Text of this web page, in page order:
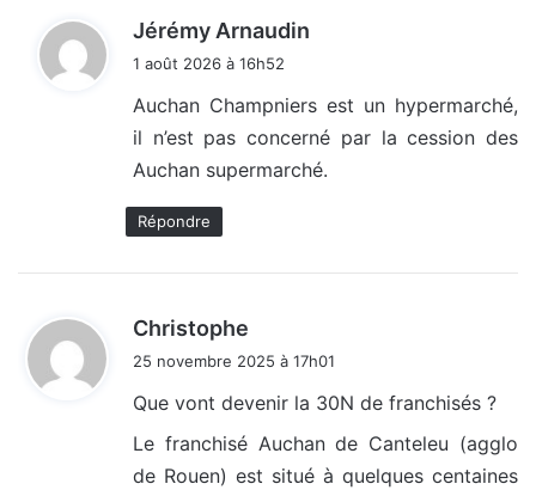
Jérémy Arnaudin
:
1 août 2026 à 16h52
Auchan Champniers est un hypermarché,
il n’est pas concerné par la cession des
Auchan supermarché.
Répondre
Christophe
25 novembre 2025 à 17h01
Que vont devenir la 30N de franchisés ?
Le franchisé Auchan de Canteleu (agglo
de Rouen) est situé à quelques centaines